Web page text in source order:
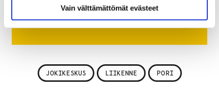
Vain välttämättömät evästeet
Lue lisää Jokikeskuksesta!
JOKIKESKUS LIIKENNE PORI